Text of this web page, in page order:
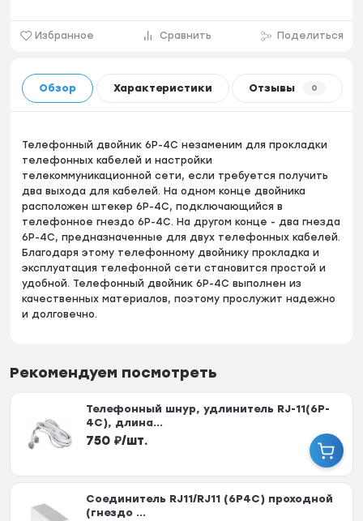
Избранное Сравнить Поделиться
Обзор Характеристики Отзывы 0
Телефонный двойник 6Р-4С незаменим для прокладки
телефонных кабелей и настройки
телекоммуникационной сети, если требуется получить
два выхода для кабелей. На одном конце двойника
расположен штекер 6Р-4С, подключающийся в
телефонное гнездо 6P-4C. На другом конце - два гнезда
6Р-4С, предназначенные для двух телефонных кабелей.
Благодаря этому телефонному двойнику прокладка и
эксплуатация телефонной сети становится простой и
удобной. Телефонный двойник 6Р-4С выполнен из
качественных материалов, поэтому прослужит надежно
и долговечно.
Рекомендуем посмотреть
Телефонный шнур, удлинитель RJ-11(6P-
4C), длина...
750 ₽/шт.
Соединитель RJ11/RJ11 (6P4C) проходной
(гнездо ...